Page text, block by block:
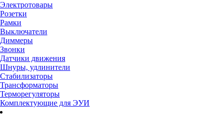
Электротовары
Розетки
Рамки
Выключатели
Диммеры
Звонки
Датчики движения
Шнуры, удлинители
Стабилизаторы
Трансформаторы
Терморегуляторы
Комплектующие для ЭУИ